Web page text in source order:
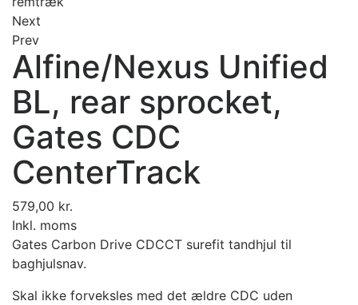
Next
Prev
Alfine/Nexus Unified
BL, rear sprocket,
Gates CDC
CenterTrack
579,00 kr.
Inkl. moms
Gates Carbon Drive CDCCT surefit tandhjul til
baghjulsnav.
Skal ikke forveksles med det ældre CDC uden